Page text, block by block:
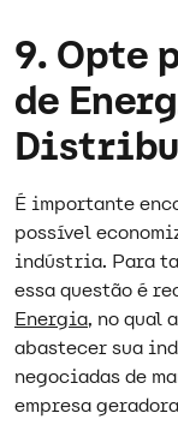
9. Opte
de
É importante
possível
indústria. Para
essa questão é
Energia, no qual
abastecer sua
negociadas de
empresa